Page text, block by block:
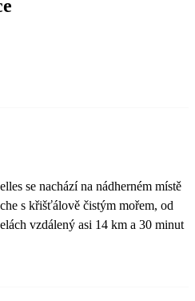
se nachází na nádherném místě
s křišťálově čistým mořem, od
vzdálený asi 14 km a 30 minut